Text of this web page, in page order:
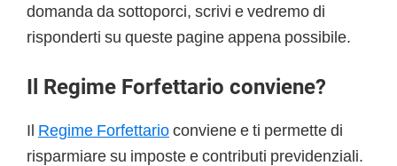
domanda da sottoporci, scrivi e vedremo di
risponderti su queste pagine appena possibile.
Il Regime Forfettario conviene?
Il Regime Forfettarioconviene e ti permette di
risparmiare su imposte e contributi previdenziali.